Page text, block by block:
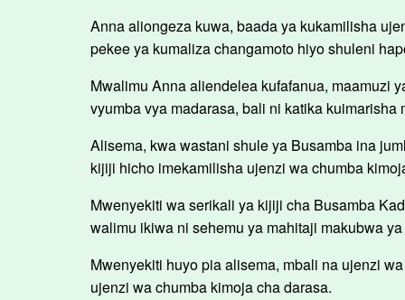
Anna aliongeza kuwa, baada ya kukamilisha
pekee ya kumaliza changamoto hiyo shuleni
Mwalimu Anna aliendelea kufafanua, maamuzi
vyumba vya madarasa, bali ni katika
Alisema, kwa wastani shule ya Busamba ina
kijiji hicho imekamilisha ujenzi wa chumba
Mwenyekiti wa serikali ya kijiji cha Busamba
walimu ikiwa ni sehemu ya mahitaji makubwa
Mwenyekiti huyo pia alisema, mbali na ujenzi
ujenzi wa chumba kimoja cha darasa.